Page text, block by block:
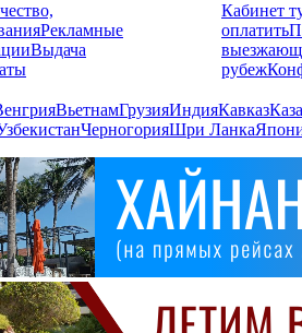
Рекламные
Выдача
Кабинет
оплатить
рубеж
ВьетнамГрузияИндияКавказ
ЧерногорияШри Ланка